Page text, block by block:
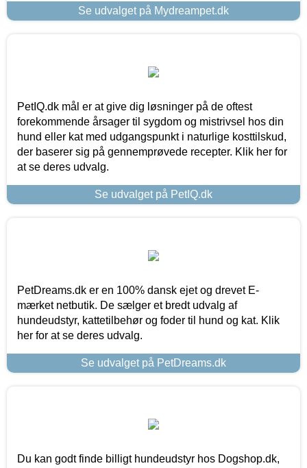
Se udvalget på Mydreampet.dk
PetIQ.dk mål er at give dig løsninger på de oftest
forekommende årsager til sygdom og mistrivsel hos din
hund eller kat med udgangspunkt i naturlige kosttilskud,
der baserer sig på gennemprøvede recepter. Klik her for
at se deres udvalg.
Se udvalget på PetIQ.dk
PetDreams.dk er en 100% dansk ejet og drevet E-
mærket netbutik. De sælger et bredt udvalg af
hundeudstyr, kattetilbehør og foder til hund og kat. Klik
her for at se deres udvalg.
Se udvalget på PetDreams.dk
Du kan godt finde billigt hundeudstyr hos Dogshop.dk,